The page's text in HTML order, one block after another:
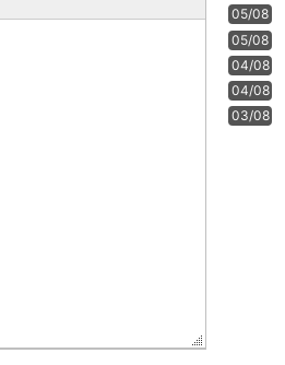
05/08
05/08
04/08
04/08
03/08